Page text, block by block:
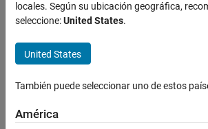
¿Qué tan útil fue esta
locales. Según su ubicación geográfica,
seleccione:United States.
United States
También puede seleccionar uno de estos
América